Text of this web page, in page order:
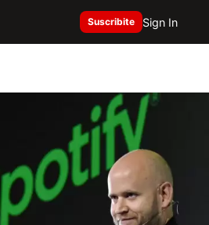
Suscribite Sign In